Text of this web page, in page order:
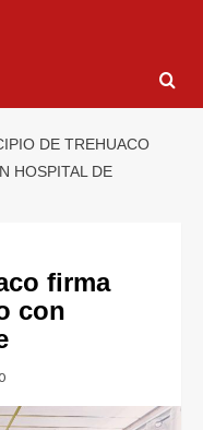
DE TREHUACO
HOSPITAL DE
firma
con
0